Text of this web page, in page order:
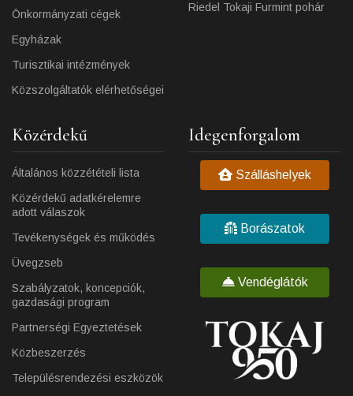
Önkormányzati cégek
Egyházak
Turisztikai intézmények
Közszolgáltatók elérhetőségei
Riedel Tokaji Furmint pohár
Közérdekű
Általános közzétételi lista
Közérdekű adatkérelemre
adott válaszok
Tevékenységek és működés
Üvegzseb
Szabályzatok, koncepciók,
gazdasági program
Partnerségi Egyeztetések
Közbeszerzés
Településrendezési eszközök
Idegenforgalom
Szálláshelyek
Borászatok
Vendéglátók